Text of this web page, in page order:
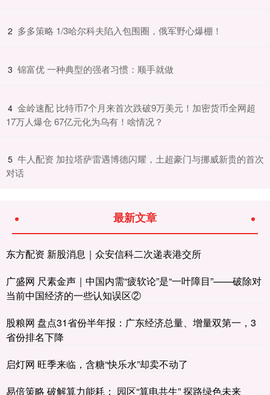
2 ​多多策略 1/3哈尔科夫陷入包围圈，俄军野心爆棚！
3 ​锦富优 一种典型的强者习惯：顺手就做
4 ​金岭速配 比特币7个月来首次跌破9万美元！加密货币全网超
17万人爆仓 67亿元化为乌有！啥情况？
5 ​牛人配资 加拉塔萨雷遇博德闪耀，土超豪门与挪威新贵的首次
对话
最新文章
东方配资 新股消息｜众安信科二次递表港交所
广盛网 尺素金声｜中国内需“疲软论”是“一叶障目”——破除对
当前中国经济的一些认知误区②
股粮网 盘点31省份半年报：广东经济总量、增量双第一，3
省份排名下降
启灯网 旺季来临，含糖“快乐水”却卖不动了
易倍策略 破解算力能耗： 园区“算电共生” 探路绿色未来